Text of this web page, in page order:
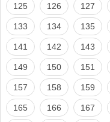
125 126 127
133 134 135
141 142 143
149 150 151
157 158 159
165 166 167